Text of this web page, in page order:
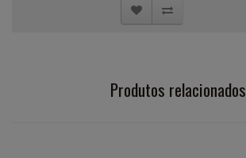
Produtos relacionados